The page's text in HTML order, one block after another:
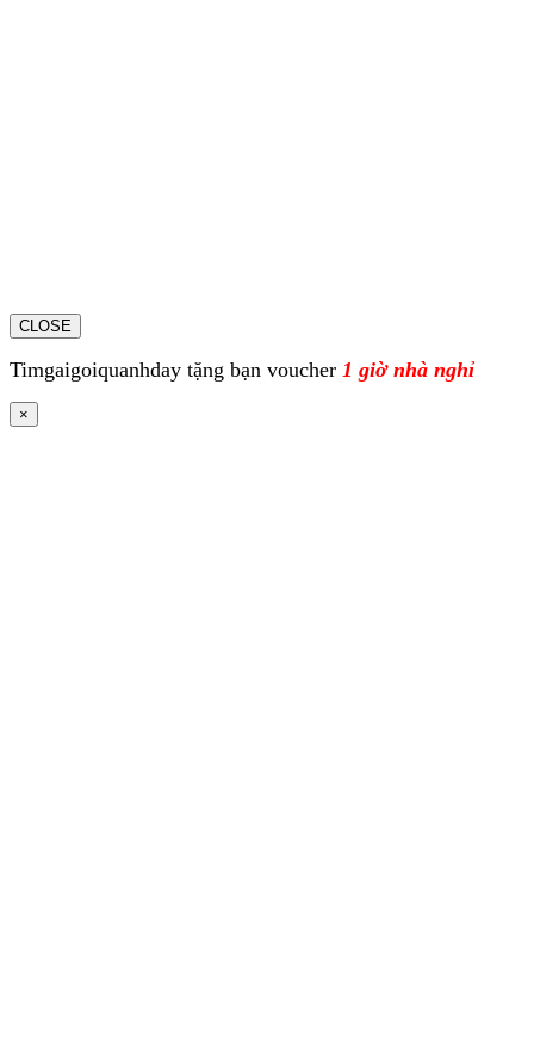
CLOSE
Timgaigoiquanhday tặng bạn voucher 1 giờ nhà nghỉ
×